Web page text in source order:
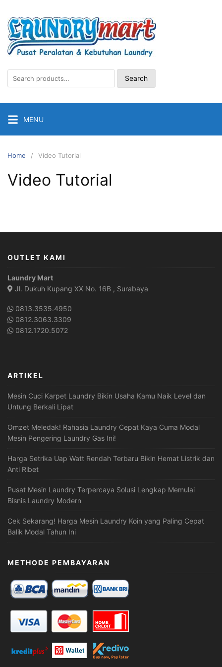
Search
MENU
Home Video Tutorial
Video Tutorial
OUTLET KAMI
Laundry Mart
Jl. Dukuh Kupang XX No. 16B , Surabaya
0813.3535.4950
0812.3063.3309
0812.1720.5072
ARTIKEL
Mesin Cuci Karpet Laundry Bikin Usaha Kamu Naik Level dan
Untung Berkali Lipat
Omzet Meledak! Rahasia Laundry Cepat Kaya Cuma Modal
Mesin Pengering Laundry Gas Ini!
Harga Setrika Uap Watt Rendah Terbaru Bikin Hemat Listrik dan
Anti Ribet
Pusat Mesin Laundry Terpercaya Solusi Lengkap Memulai
Bisnis Laundry Modern
Cek Sekarang! Harga Mesin Laundry Koin yang Paling Cepat
Balik Modal Tahun Ini
METHODE PEMBAYARAN